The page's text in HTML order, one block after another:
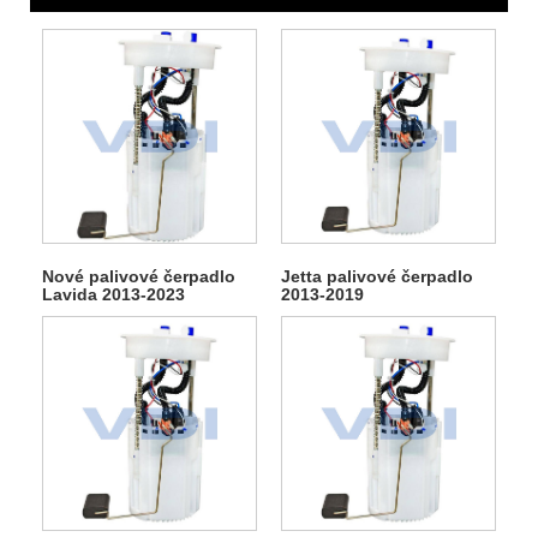
Nové palivové čerpadlo
Lavida 2013-2023
Jetta palivové čerpadlo
2013-2019